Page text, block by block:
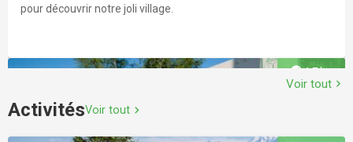
pour découvrir notre joli village.
explore1.7 km
Voir tout chevron_right
ActivitésVoir tout chevron_right